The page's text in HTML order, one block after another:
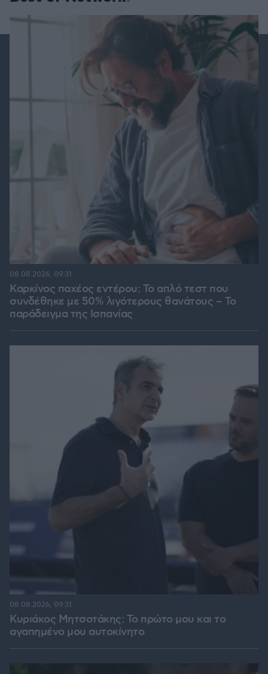
Καρκίνος παχέος εντέρου: Το απλό τεστ που
συνδέθηκε με 50% λιγότερους θανάτους – Το
παράδειγμα της Ισπανίας
08.08.2026, 09:31
Κυριάκος Μητσοτάκης: Το πρώτο μου και το
αγαπημένο μου αυτοκίνητο
08.08.2026, 09:31